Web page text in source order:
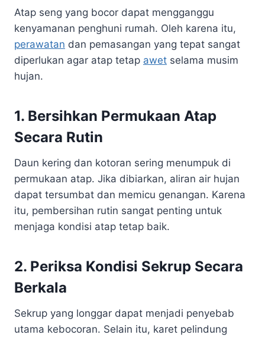
Atap seng yang bocor dapat mengganggu
kenyamanan penghuni rumah. Oleh karena itu,
perawatan dan pemasangan yang tepat sangat
diperlukan agar atap tetap awet selama musim
hujan.
1. Bersihkan Permukaan Atap
Secara Rutin
Daun kering dan kotoran sering menumpuk di
permukaan atap. Jika dibiarkan, aliran air hujan
dapat tersumbat dan memicu genangan. Karena
itu, pembersihan rutin sangat penting untuk
menjaga kondisi atap tetap baik.
2. Periksa Kondisi Sekrup Secara
Berkala
Sekrup yang longgar dapat menjadi penyebab
utama kebocoran. Selain itu, karet pelindung